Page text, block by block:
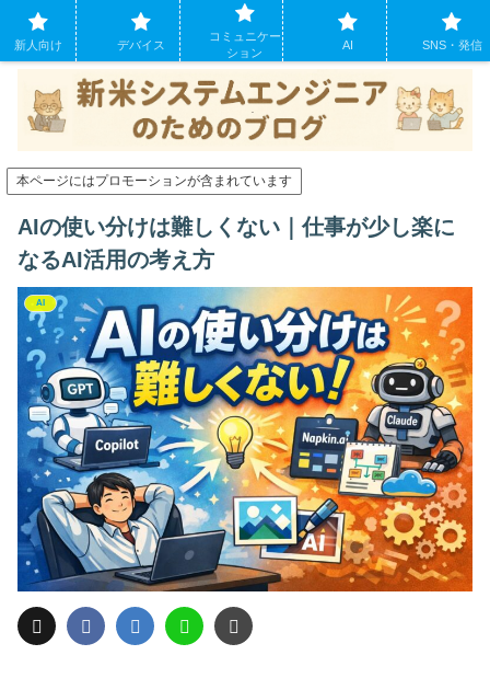
システムエンジニアになったばかりの方のために。現場でよくあるパソコンの
トラブルも
本ページにはプロモーションが含まれています
AIの使い分けは難しくない｜仕事が少し楽に
なるAI活用の考え方
AI
新人向け デバイス
コミュニケー
ション
AI SNS・発信